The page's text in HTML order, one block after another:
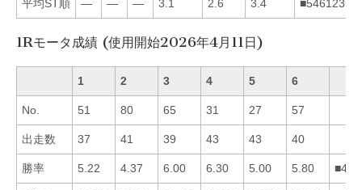
平均ST順 — — — 3.1 2.6 3.4 ■546123
1Rモータ成績 (使用開始2026年4月11日)
1 2 3 4 5 6
No. 51 80 65 31 27 57
出走数 37 41 39 43 43 40
勝率 5.22 4.37 6.00 6.30 5.00 5.80